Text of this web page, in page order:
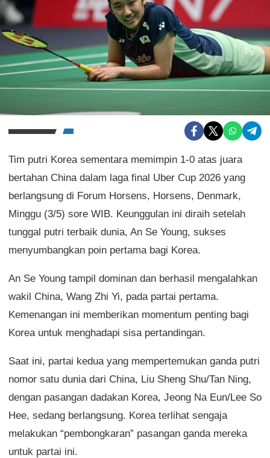
Tim putri Korea sementara memimpin 1-0 atas juara
bertahan China dalam laga final Uber Cup 2026 yang
berlangsung di Forum Horsens, Horsens, Denmark,
Minggu (3/5) sore WIB. Keunggulan ini diraih setelah
tunggal putri terbaik dunia, An Se Young, sukses
menyumbangkan poin pertama bagi Korea.
An Se Young tampil dominan dan berhasil mengalahkan
wakil China, Wang Zhi Yi, pada partai pertama.
Kemenangan ini memberikan momentum penting bagi
Korea untuk menghadapi sisa pertandingan.
Saat ini, partai kedua yang mempertemukan ganda putri
nomor satu dunia dari China, Liu Sheng Shu/Tan Ning,
dengan pasangan dadakan Korea, Jeong Na Eun/Lee So
Hee, sedang berlangsung. Korea terlihat sengaja
melakukan “pembongkaran” pasangan ganda mereka
untuk partai ini.